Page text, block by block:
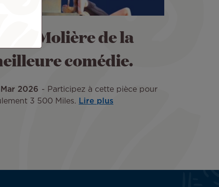
Molière de la
comédie.
2026
Participez à cette pièce pour
3 500 Miles. Lire plus